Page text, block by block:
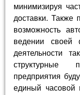
минимизируя
доставки. Также
возможность
ведении своей
деятельности
структурные
предприятия
единый часовой